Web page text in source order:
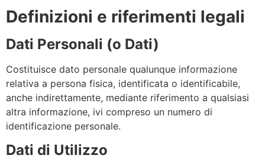
Definizioni e riferimenti legali
Dati Personali (o Dati)
Costituisce dato personale qualunque informazione
relativa a persona fisica, identificata o identificabile,
anche indirettamente, mediante riferimento a qualsiasi
altra informazione, ivi compreso un numero di
identificazione personale.
Dati di Utilizzo